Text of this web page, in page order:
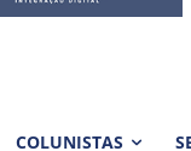
COLUNISTAS